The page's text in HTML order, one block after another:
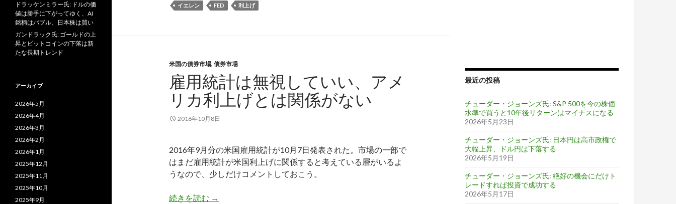
イエレン FED 利上げ
米国の債券市場, 債券市場
雇用統計は無視していい、アメ
リカ利上げとは関係がない
2016年10月8日
2016年9月分の米国雇用統計が10月7日発表された。市場の一部で
はまだ雇用統計が米国利上げに関係すると考えている層がいるよ
うなので、少しだけコメントしておこう。
続きを読む 雇用統計は無視していい、アメリカ利上げとは関係がない
→
最近の投稿
チューダー・ジョーンズ氏: S&P 500を今の株価
水準で買うと10年後リターンはマイナスになる
2026年5月23日
チューダー・ジョーンズ氏: 日本円は高市政権で
大幅上昇、ドル円は下落する
2026年5月19日
チューダー・ジョーンズ氏: 絶好の機会にだけト
レードすれば投資で成功する
2026年5月17日
ドラッケンミラー氏: ドルの価
値は勝手に下がってゆく、AI
銘柄はバブル、日本株は買い
ガンドラック氏: ゴールドの上
昇とビットコインの下落は新
たな長期トレンド
アーカイブ
2026年5月
2026年4月
2026年3月
2026年2月
2026年1月
2025年12月
2025年11月
2025年10月
2025年9月